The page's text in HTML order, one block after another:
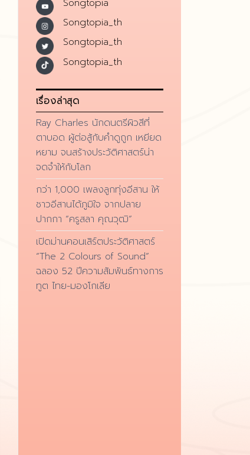
Songtopia
Songtopia_th
Songtopia_th
Songtopia_th
เรื่องล่าสุด
Ray Charles นักดนตรีผิวสีที่
ตาบอด ผู้ต่อสู้กับคำดูถูก เหยียด
หยาม จนสร้างประวัติศาสตร์น่า
จดจำให้กับโลก
กว่า 1,000 เพลงลูกทุ่งอีสาน ให้
ชาวอีสานได้ภูมิใจ จากปลาย
ปากกา “ครูสลา คุณวุฒิ”
เปิดม่านคอนเสิร์ตประวัติศาสตร์
“The 2 Colours of Sound”
ฉลอง 52 ปีความสัมพันธ์ทางการ
ทูต ไทย-มองโกเลีย